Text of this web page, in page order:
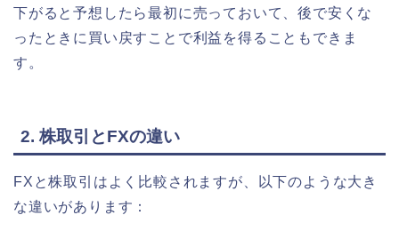
下がると予想したら最初に売っておいて、後で安くな
ったときに買い戻すことで利益を得ることもできま
す。
2. 株取引とFXの違い
FXと株取引はよく比較されますが、以下のような大き
な違いがあります：